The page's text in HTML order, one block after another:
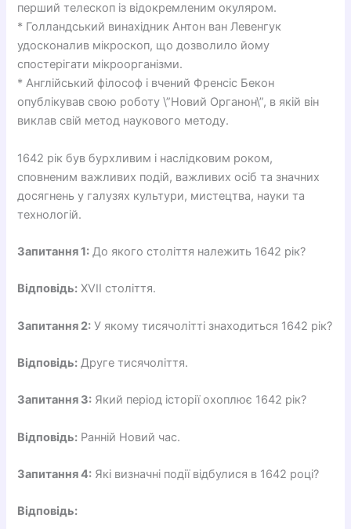
перший телескоп із відокремленим окуляром.
* Голландський винахідник Антон ван Левенгук
удосконалив мікроскоп, що дозволило йому
спостерігати мікроорганізми.
* Англійський філософ і вчений Френсіс Бекон
опублікував свою роботу \”Новий Органон\”, в якій він
виклав свій метод наукового методу.
1642 рік був бурхливим і наслідковим роком,
сповненим важливих подій, важливих осіб та значних
досягнень у галузях культури, мистецтва, науки та
технологій.
Запитання 1: До якого століття належить 1642 рік?
Відповідь: XVII століття.
Запитання 2: У якому тисячолітті знаходиться 1642 рік?
Відповідь: Друге тисячоліття.
Запитання 3: Який період історії охоплює 1642 рік?
Відповідь: Ранній Новий час.
Запитання 4: Які визначні події відбулися в 1642 році?
Відповідь: